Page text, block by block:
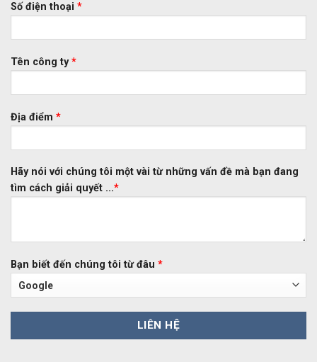
Số điện thoại *
Tên công ty*
Địa điểm *
Hãy nói với chúng tôi một vài từ những vấn đề mà bạn đang
tìm cách giải quyết ...*
Bạn biết đến chúng tôi từ đâu *